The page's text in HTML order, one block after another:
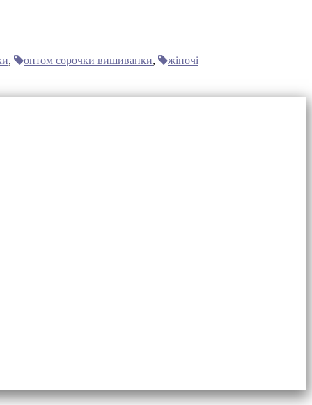
, оптом сорочки вишиванки,
жіночі